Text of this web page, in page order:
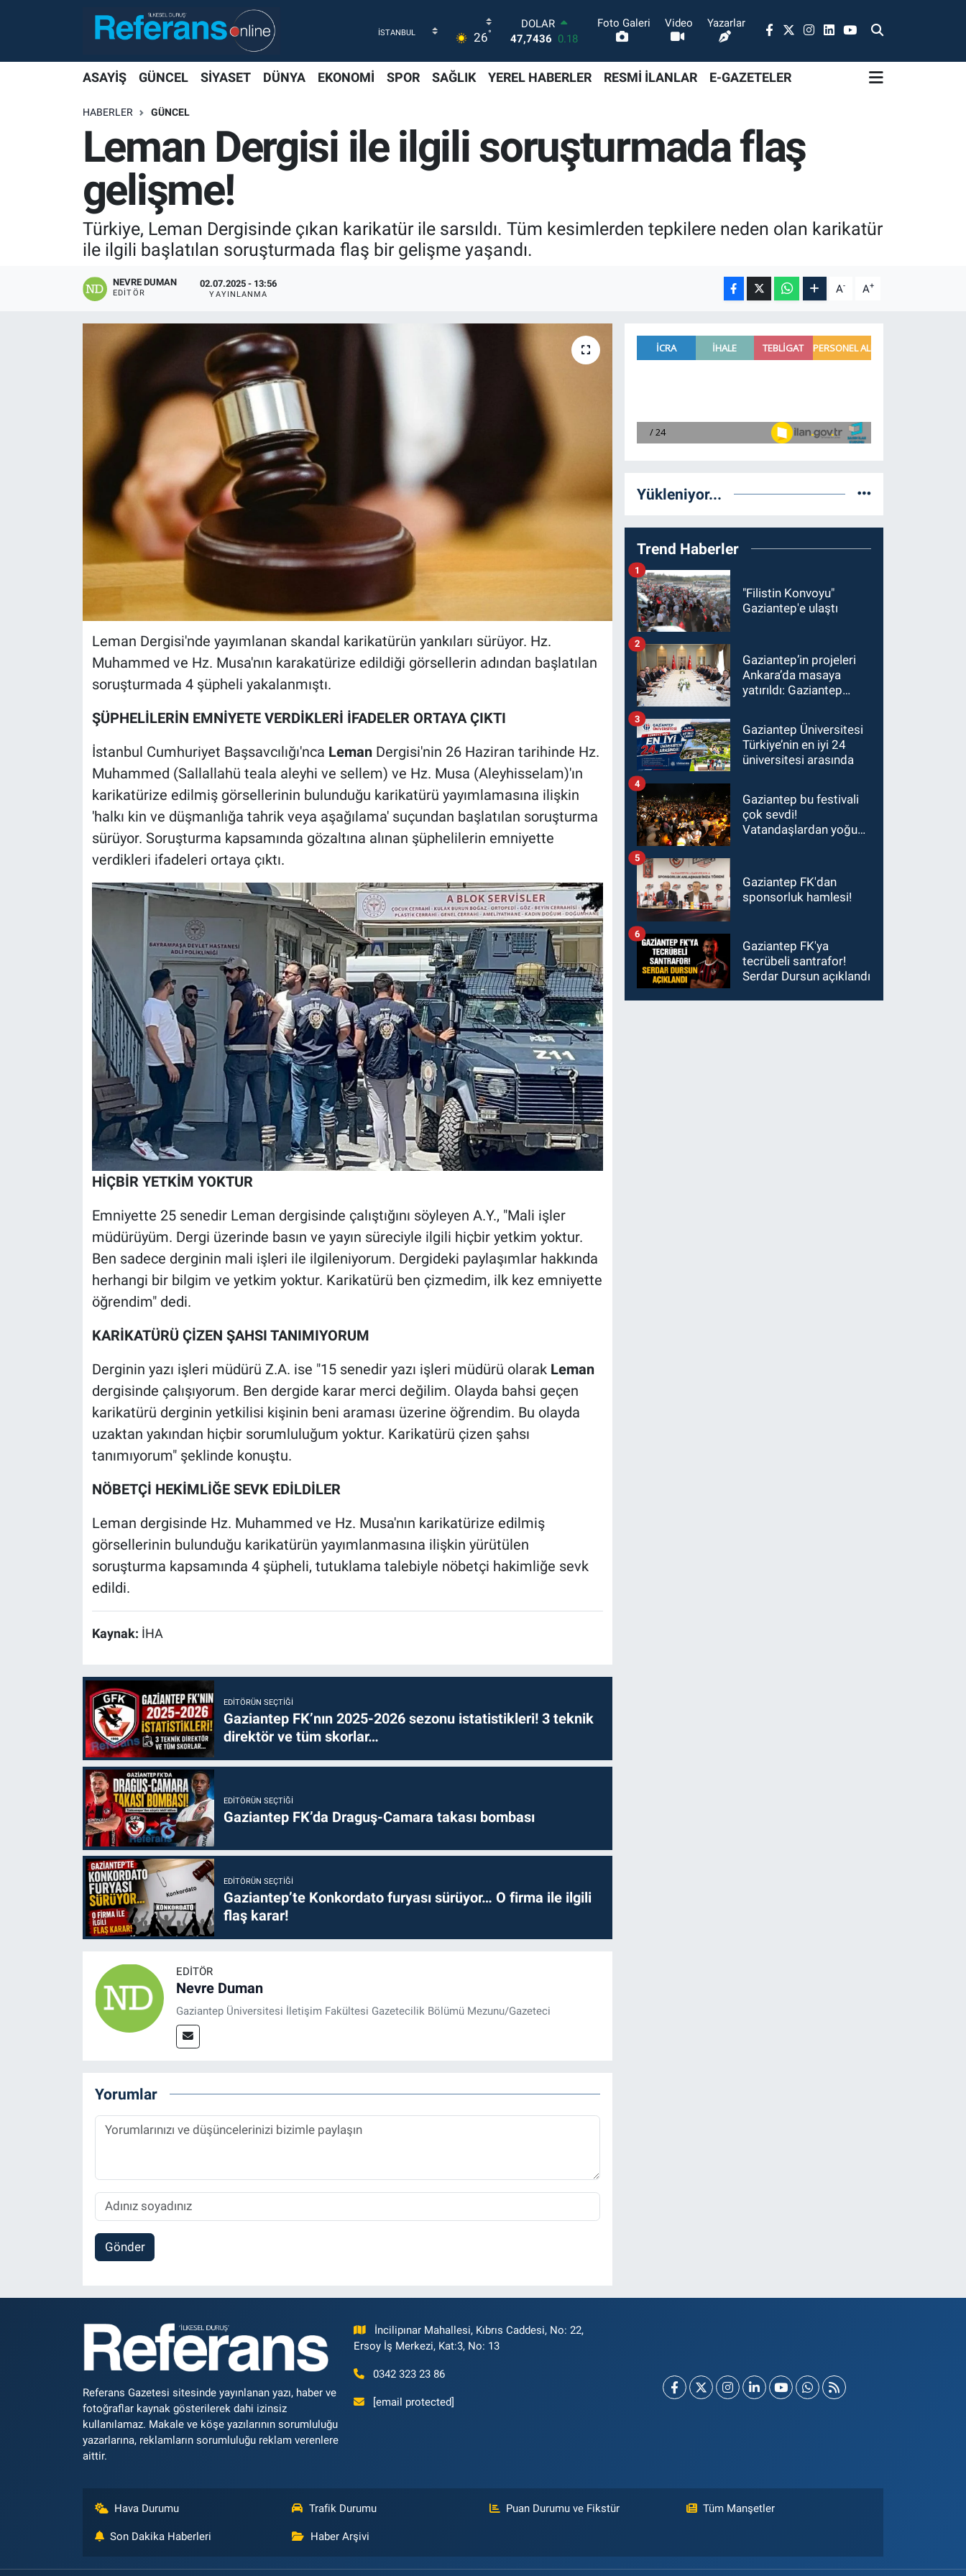
26°
DOLAR
47,7436 0.18
STERLİN
BİST100
13.779 -14
Foto Galeri Video Yazarlar
ASAYİŞ GÜNCEL SİYASET DÜNYA EKONOMİ SPOR SAĞLIK YEREL HABERLER RESMİ İLANLAR E-GAZETELER
HABERLER GÜNCEL
Leman Dergisi ile ilgili soruşturmada flaş
gelişme!
Türkiye, Leman Dergisinde çıkan karikatür ile sarsıldı. Tüm kesimlerden tepkilere neden olan karikatür
ile ilgili başlatılan soruşturmada flaş bir gelişme yaşandı.
NEVRE DUMAN
EDITÖR
02.07.2025 - 13:56
YAYINLANMA A- A+
Leman Dergisi'nde yayımlanan skandal karikatürün yankıları sürüyor. Hz.
Muhammed ve Hz. Musa'nın karakatürize edildiği görsellerin adından başlatılan
soruşturmada 4 şüpheli yakalanmıştı.
ŞÜPHELİLERİN EMNİYETE VERDİKLERİ İFADELER ORTAYA ÇIKTI
İstanbul Cumhuriyet Başsavcılığı'nca LemanDergisi'nin 26 Haziran tarihinde Hz.
Muhammed (Sallallahü teala aleyhi ve sellem) ve Hz. Musa (Aleyhisselam)'ın
karikatürize edilmiş görsellerinin bulunduğu karikatürü yayımlamasına ilişkin
'halkı kin ve düşmanlığa tahrik veya aşağılama' suçundan başlatılan soruşturma
sürüyor. Soruşturma kapsamında gözaltına alınan şüphelilerin emniyette
verdikleri ifadeleri ortaya çıktı.
HİÇBİR YETKİM YOKTUR
Emniyette 25 senedir Leman dergisinde çalıştığını söyleyen A.Y., "Mali işler
müdürüyüm. Dergi üzerinde basın ve yayın süreciyle ilgili hiçbir yetkim yoktur.
Ben sadece derginin mali işleri ile ilgileniyorum. Dergideki paylaşımlar hakkında
herhangi bir bilgim ve yetkim yoktur. Karikatürü ben çizmedim, ilk kez emniyette
öğrendim" dedi.
KARİKATÜRÜ ÇİZEN ŞAHSI TANIMIYORUM
Derginin yazı işleri müdürü Z.A. ise "15 senedir yazı işleri müdürü olarak Leman
dergisinde çalışıyorum. Ben dergide karar merci değilim. Olayda bahsi geçen
karikatürü derginin yetkilisi kişinin beni araması üzerine öğrendim. Bu olayda
uzaktan yakından hiçbir sorumluluğum yoktur. Karikatürü çizen şahsı
tanımıyorum" şeklinde konuştu.
NÖBETÇİ HEKİMLİĞE SEVK EDİLDİLER
Leman dergisinde Hz. Muhammed ve Hz. Musa'nın karikatürize edilmiş
görsellerinin bulunduğu karikatürün yayımlanmasına ilişkin yürütülen
soruşturma kapsamında 4 şüpheli, tutuklama talebiyle nöbetçi hakimliğe sevk
edildi.
Kaynak: İHA
EDITÖRÜN SEÇTIĞI
Gaziantep FK’nın 2025-2026 sezonu istatistikleri! 3 teknik
direktör ve tüm skorlar…
EDITÖRÜN SEÇTIĞI
Gaziantep FK’da Draguş-Camara takası bombası
EDITÖRÜN SEÇTIĞI
Gaziantep’te Konkordato furyası sürüyor… O firma ile ilgili
flaş karar!
EDITÖR
Nevre Duman
Gaziantep Üniversitesi İletişim Fakültesi Gazetecilik Bölümü Mezunu/Gazeteci
Yorumlar
Gönder
Yükleniyor...
Trend Haberler
"Filistin Konvoyu"
Gaziantep'e ulaştı
1
Gaziantep’in projeleri
Ankara’da masaya
yatırıldı: Gaziantep
Şimşek’e ziyaret!
2
Gaziantep Üniversitesi
Türkiye’nin en iyi 24
üniversitesi arasında
3
Gaziantep bu festivali
çok sevdi!
Vatandaşlardan yoğun
4
Gaziantep FK'dan
sponsorluk hamlesi!
5
Gaziantep FK'ya
tecrübeli santrafor!
Serdar Dursun açıklandı
6
Referans Gazetesi sitesinde yayınlanan yazı, haber ve
fotoğraflar kaynak gösterilerek dahi izinsiz
kullanılamaz. Makale ve köşe yazılarının sorumluluğu
yazarlarına, reklamların sorumluluğu reklam verenlere
aittir.
İncilipınar Mahallesi, Kıbrıs Caddesi, No: 22,
Ersoy İş Merkezi, Kat:3, No: 13
0342 323 23 86
[email protected]
Hava Durumu Trafik Durumu Puan Durumu ve Fikstür Tüm Manşetler
Son Dakika Haberleri Haber Arşivi